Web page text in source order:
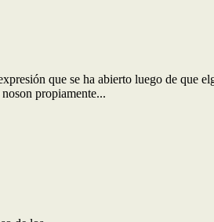
que se ha abierto luego de que
propiamente...